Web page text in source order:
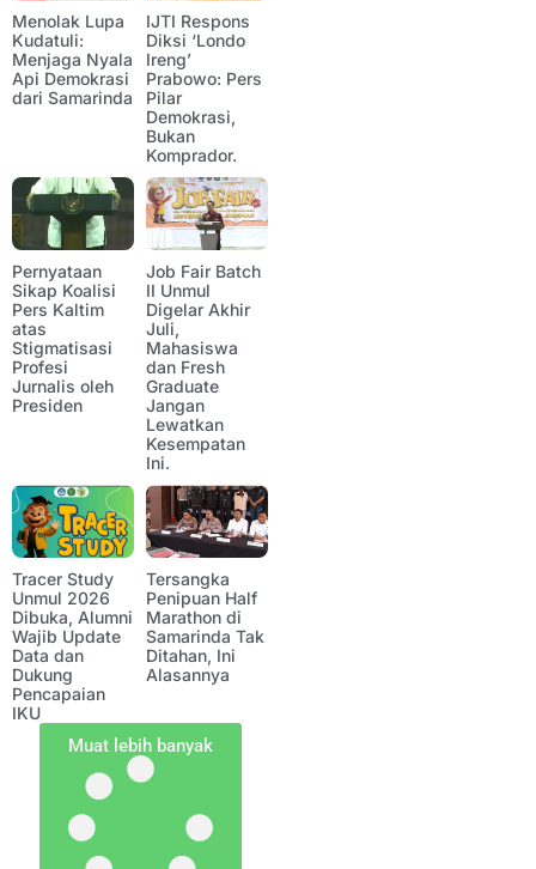
Menolak Lupa
Kudatuli:
Menjaga Nyala
Api Demokrasi
dari Samarinda
IJTI Respons
Diksi ‘Londo
Ireng’
Prabowo: Pers
Pilar
Demokrasi,
Bukan
Komprador.
Pernyataan
Sikap Koalisi
Pers Kaltim
atas
Stigmatisasi
Profesi
Jurnalis oleh
Presiden
Job Fair Batch
II Unmul
Digelar Akhir
Juli,
Mahasiswa
dan Fresh
Graduate
Jangan
Lewatkan
Kesempatan
Ini.
Tracer Study
Unmul 2026
Dibuka, Alumni
Wajib Update
Data dan
Dukung
Pencapaian
IKU
Tersangka
Penipuan Half
Marathon di
Samarinda Tak
Ditahan, Ini
Alasannya
Muat lebih banyak